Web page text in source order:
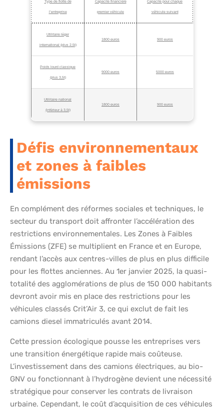
Type de flotte de
l’entreprise
Capacité financière
premier véhicule
Capacité pour chaque
véhicule suivant
Utilitaire léger
international (plus 2,5t)
1800 euros 900 euros
Poids lourd classique
(plus 3,5t)
9000 euros 5000 euros
Utilitaire national
(inférieur à 3,5t)
1800 euros 900 euros
Défis environnementaux
et zones à faibles
émissions
En complément des réformes sociales et techniques, le
secteur du transport doit affronter l’accélération des
restrictions environnementales. Les Zones à Faibles
Émissions (ZFE) se multiplient en France et en Europe,
rendant l’accès aux centres-villes de plus en plus difficile
pour les flottes anciennes. Au 1er janvier 2025, la quasi-
totalité des agglomérations de plus de 150 000 habitants
devront avoir mis en place des restrictions pour les
véhicules classés Crit’Air 3, ce qui exclut de fait les
camions diesel immatriculés avant 2014.
Cette pression écologique pousse les entreprises vers
une transition énergétique rapide mais coûteuse.
L’investissement dans des camions électriques, au bio-
GNV ou fonctionnant à l’hydrogène devient une nécessité
stratégique pour conserver les contrats de livraison
urbaine. Cependant, le coût d’acquisition de ces véhicules